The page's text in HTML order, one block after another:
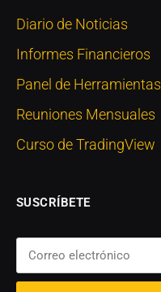
Diario de Noticias
Informes Financieros
Panel de Herramientas
Reuniones Mensuales
Curso de TradingView
SUSCRÍBETE